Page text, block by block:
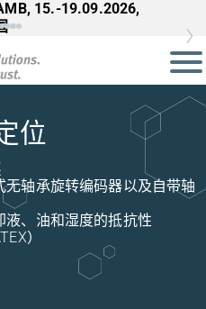
15.-19.09.2026,
22.-25.09.2026,
位
轴承旋转编码器以及自带轴
、油和湿度的抵抗性
）